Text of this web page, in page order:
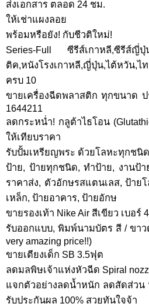
ส่งเอกสาร ตลอด 24 ชม.
ให้เช่าแผงลอย
พร้อมหรือยัง! กับชีวติใหม่!
Series-Full ซีรีส์เกาหลี,ซีรีส์ญี่ปุ่
ติค,หนังโรงเกาหลี,ญี่ปุ่น,ไต้หวัน,
ครบ 10
ขายเครื่องฉีดพลาสติก ทุกขนาด
1644211
ลดกระหน่ำ! กลูต้าไธโอน
ให้เทียบราคา
รับปั้มเหรียญพระ ด้วยโลหะทุกชนิ
ป้าย, ป้ายทุกชนิด, ทำป้าย, งานป้
ราคาส่ง, ตัวอักษรสแตนเลส, ป้าย
เหล็ก, ป้ายอาคาร, ป้ายอักษ
ขายรองเท้า Nike Air สีเขียว เบอร์
รับออกแบบ, พิมพ์นามบัตร สี / ขาว
very amazing price!!)
ขายเตียงเด็ก SB 3.5ฟุต
ลดมลพิษเจ้าแห่งหัวฉีด Spiral
แจกตัวอย่างลดน้ำหนัก ลดสัดส่วน
รับประกันผล 100% สวยทันใจจ้า